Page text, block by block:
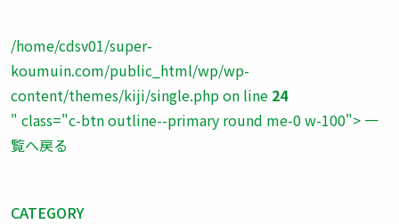
/home/cdsv01/super-
koumuin.com/public_html/wp/wp-
content/themes/kiji/single.php on line 24
" class="c-btn outline--primary round me-0 w-100"> 一
覧へ戻る
CATEGORY